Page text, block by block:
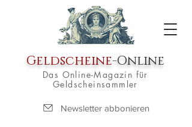
Geldscheine-Online
Das Online-Magazin für
Geldscheinsammler
Newsletter abbonieren